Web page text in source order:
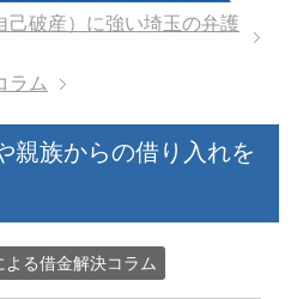
己破産）に強い埼玉の弁護
ラム
親族からの借り入れを
よる借金解決コラム